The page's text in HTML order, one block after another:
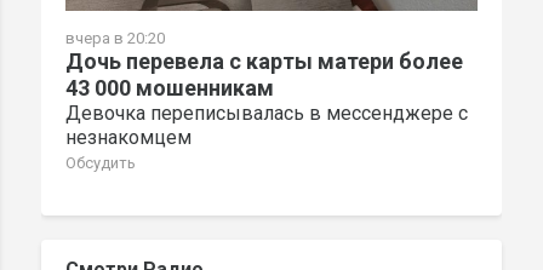
вчера в 20:20
Дочь перевела с карты матери более
43 000 мошенникам
Девочка переписывалась в мессенджере с
незнакомцем
Обсудить